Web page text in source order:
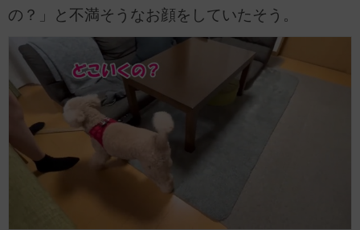
の？」と不満そうなお顔をしていたそう。